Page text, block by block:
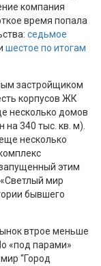
компания
время попала
седьмое
шестое по итогам
застройщиком
корпусов ЖК
несколько домов
на 340 тыс. кв. м).
несколько
этим
мир
бывшего
втрое меньше
«под парами»
“Город